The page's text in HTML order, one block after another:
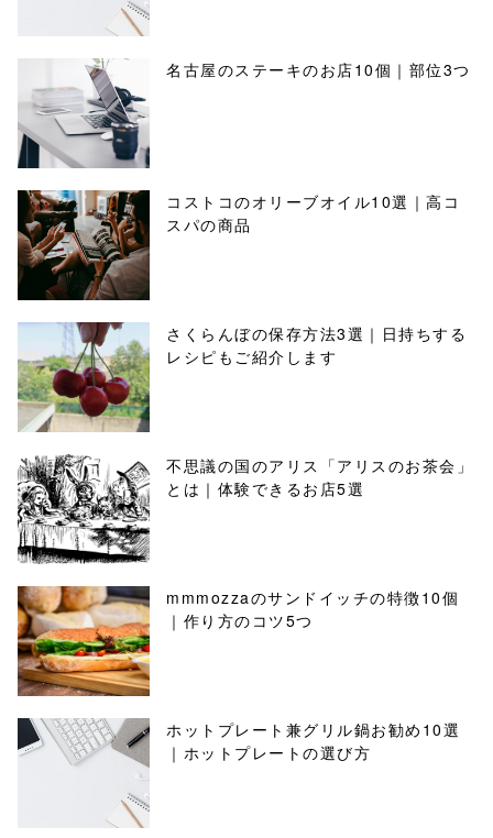
名古屋のステーキのお店10個｜部位3つ
コストコのオリーブオイル10選｜高コ
スパの商品
さくらんぼの保存方法3選｜日持ちする
レシピもご紹介します
不思議の国のアリス「アリスのお茶会」
とは｜体験できるお店5選
mmmozzaのサンドイッチの特徴10個
｜作り方のコツ5つ
ホットプレート兼グリル鍋お勧め10選
｜ホットプレートの選び方